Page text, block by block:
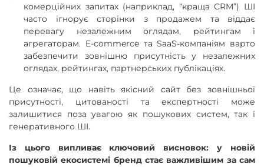
комерційних запитах (наприклад, “краща CRM”) ШІ
часто ігнорує сторінки з продажем та віддає
перевагу незалежним оглядам, рейтингам і
агрегаторам. E-commerce та SaaS-компаніям варто
забезпечити зовнішню присутність у незалежних
оглядах, рейтингах, партнерських публікаціях.
Це означає, що навіть якісний сайт без зовнішньої
присутності, цитованості та експертності може
залишитися поза увагою як пошукових систем, так і
генеративного ШІ.
Із цього випливає ключовий висновок: у новій
пошуковій екосистемі бренд стає важливішим за сам